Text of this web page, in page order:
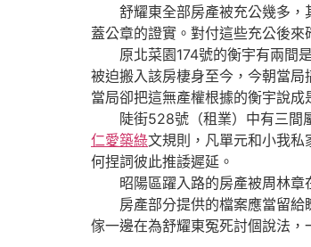
舒耀東全部房產被充公幾多，其
蓋公章的證實。對付這些充公後
原北菜園174號的衡宇有兩間是
被迫搬入該房棲身至今，今朝當
當局卻把這無產權根據的衡宇說
陡街528號（租業）中有三間屬
仁愛築綠文規則，凡單元和小我私
何捏詞彼此推諉遲延。
昭陽區躍入路的房產被周林章在
房產部分提供的檔案應當留給
傢一邊在為舒耀東冤死討個說法，